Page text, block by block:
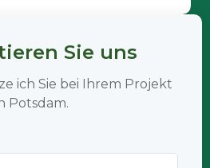
Sie uns
ich Sie bei Ihrem Projekt
Potsdam.